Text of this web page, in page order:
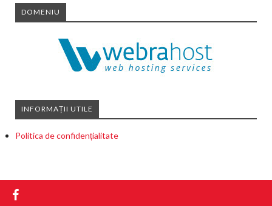
DOMENIU
INFORMAȚII UTILE
Politica de confidențialitate